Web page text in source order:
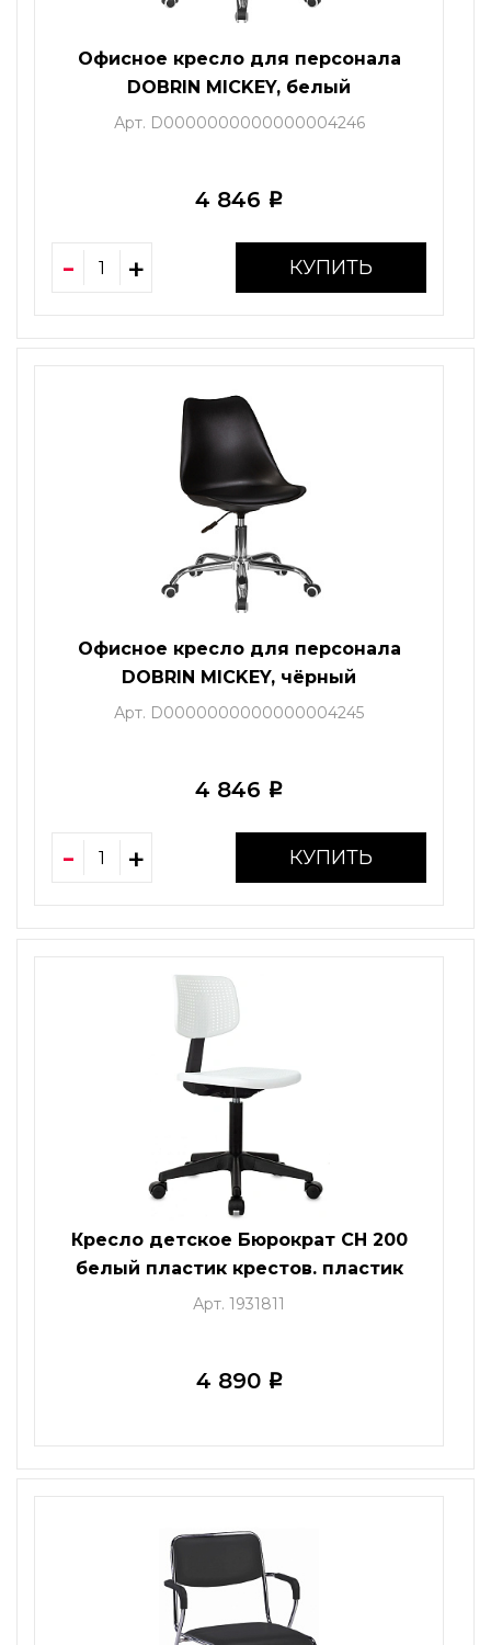
Офисное кресло для персонала
DOBRIN MICKEY, белый
Арт. D0000000000000004246
4 846 i
КУПИТЬ
Офисное кресло для персонала
DOBRIN MICKEY, чёрный
Арт. D0000000000000004245
4 846 i
КУПИТЬ
Кресло детское Бюрократ CH 200
белый пластик крестов. пластик
Арт. 1931811
4 890 i